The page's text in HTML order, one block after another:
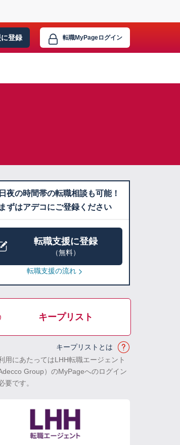
登録 転職MyPageログイン
夜の時間帯の転職相談も可能！
まずはアデコにご登録ください
転職支援に登録
（無料）
転職支援の流れ
キープリスト
キープリストとは
用にあたってはLHH転職エージェント
Adecco Group）のMyPageへのログイン
要です。